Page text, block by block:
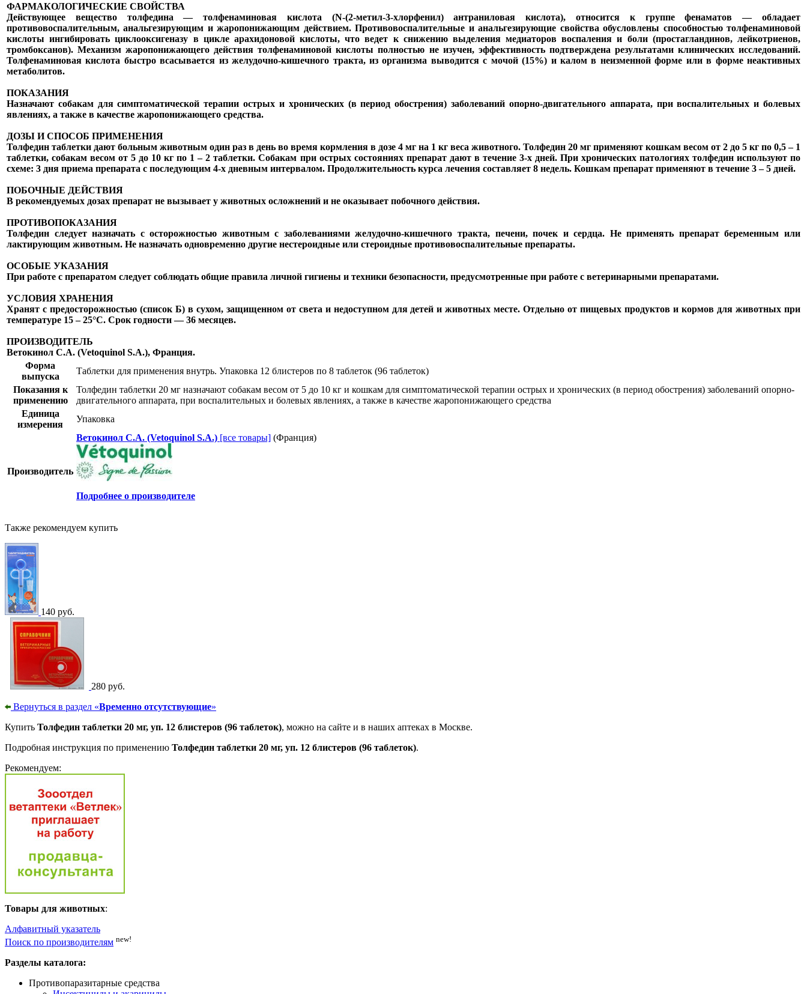
ФАРМАКОЛОГИЧЕСКИЕ СВОЙСТВА
Действующее вещество толфедина — толфенаминовая кислота (N-(2-метил-3-хлорфенил) антраниловая кислота), относится к группе фенаматов — обладает
противовоспалительным, анальгезирующим и жаропонижающим действием. Противовоспалительные и анальгезирующие свойства обусловлены способностью толфенаминовой
кислоты ингибировать циклооксигеназу в цикле арахидоновой кислоты, что ведет к снижению выделения медиаторов воспаления и боли (простагландинов, лейкотриенов,
тромбоксанов). Механизм жаропонижающего действия толфенаминовой кислоты полностью не изучен, эффективность подтверждена результатами клинических исследований.
Толфенаминовая кислота быстро всасывается из желудочно-кишечного тракта, из организма выводится с мочой (15%) и калом в неизменной форме или в форме неактивных
метаболитов.
ПОКАЗАНИЯ
Назначают собакам для симптоматической терапии острых и хронических (в период обострения) заболеваний опорно-двигательного аппарата, при воспалительных и болевых
явлениях, а также в качестве жаропонижающего средства.
ДОЗЫ И СПОСОБ ПРИМЕНЕНИЯ
Толфедин таблетки дают больным животным один раз в день во время кормления в дозе 4 мг на 1 кг веса животного. Толфедин 20 мг применяют кошкам весом от 2 до 5 кг по 0,5 – 1
таблетки, собакам весом от 5 до 10 кг по 1 – 2 таблетки. Собакам при острых состояниях препарат дают в течение 3-х дней. При хронических патологиях толфедин используют по
схеме: 3 дня приема препарата с последующим 4-х дневным интервалом. Продолжительность курса лечения составляет 8 недель. Кошкам препарат применяют в течение 3 – 5 дней.
ПОБОЧНЫЕ ДЕЙСТВИЯ
В рекомендуемых дозах препарат не вызывает у животных осложнений и не оказывает побочного действия.
ПРОТИВОПОКАЗАНИЯ
Толфедин следует назначать с осторожностью животным с заболеваниями желудочно-кишечного тракта, печени, почек и сердца. Не применять препарат беременным или
лактирующим животным. Не назначать одновременно другие нестероидные или стероидные противовоспалительные препараты.
ОСОБЫЕ УКАЗАНИЯ
При работе с препаратом следует соблюдать общие правила личной гигиены и техники безопасности, предусмотренные при работе с ветеринарными препаратами.
УСЛОВИЯ ХРАНЕНИЯ
Хранят с предосторожностью (список Б) в сухом, защищенном от света и недоступном для детей и животных месте. Отдельно от пищевых продуктов и кормов для животных при
температуре 15 – 25°С. Срок годности — 36 месяцев.
ПРОИЗВОДИТЕЛЬ
Ветокинол С.А. (Vetoquinol S.A.), Франция.
Форма
выпуска
Таблетки для применения внутрь. Упаковка 12 блистеров по 8 таблеток (96 таблеток)
Показания к
применению
Толфедин таблетки 20 мг назначают собакам весом от 5 до 10 кг и кошкам для симптоматической терапии острых и хронических (в период обострения) заболеваний опорно-
двигательного аппарата, при воспалительных и болевых явлениях, а также в качестве жаропонижающего средства
Единица
измерения
Упаковка
Производитель
Ветокинол С.А. (Vetoquinol S.A.) [все товары] (Франция)
Подробнее о производителе
Также рекомендуем купить
140 руб.
280 руб.
Вернуться в раздел «Временно отсутствующие»
Купить Толфедин таблетки 20 мг, уп. 12 блистеров (96 таблеток), можно на сайте и в наших аптеках в Москве.
Подробная инструкция по применению Толфедин таблетки 20 мг, уп. 12 блистеров (96 таблеток).
Рекомендуем:
Товары для животных:
Алфавитный указатель
Поиск по производителям new!
Разделы каталога:
Противопаразитарные средства